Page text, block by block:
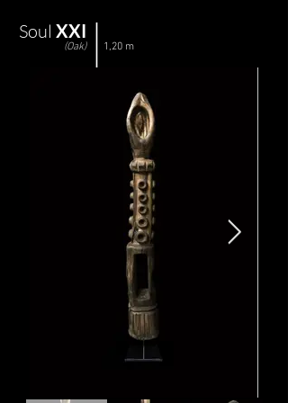
Soul XXI
(Oak) 1,20 m